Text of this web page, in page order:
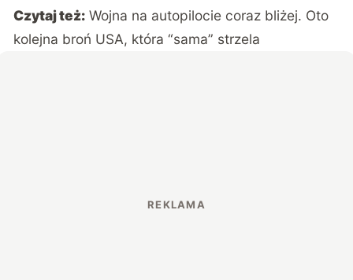
Czytaj też: Wojna na autopilocie coraz bliżej. Oto
kolejna broń USA, która “sama” strzela